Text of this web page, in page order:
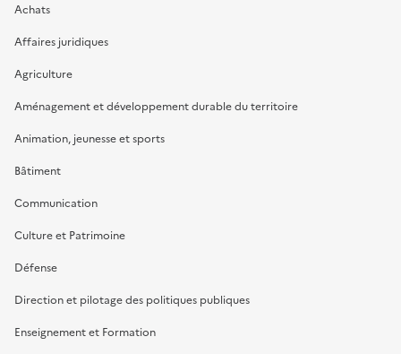
Achats
Affaires juridiques
Agriculture
Aménagement et développement durable du territoire
Animation, jeunesse et sports
Bâtiment
Communication
Culture et Patrimoine
Défense
Direction et pilotage des politiques publiques
Enseignement et Formation